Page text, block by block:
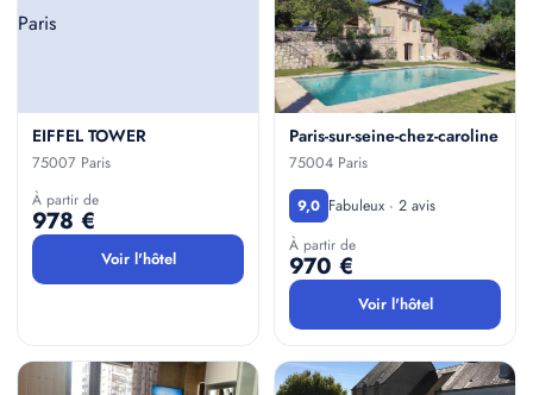
EIFFEL TOWER
75007 Paris
À partir de
978 €
Voir l'hôtel
Paris-sur-seine-chez-caroline
75004 Paris
9,0 Fabuleux · 2 avis
À partir de
970 €
Voir l'hôtel